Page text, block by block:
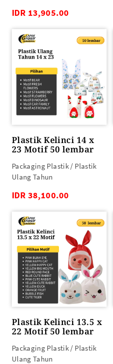
IDR 13,905.00
Plastik Kelinci 14 x
23 Motif 50 lembar
Packaging Plastik / Plastik
Ulang Tahun
IDR 38,100.00
Plastik Kelinci 13.5 x
22 Motif 50 lembar
Packaging Plastik / Plastik
Ulang Tahun